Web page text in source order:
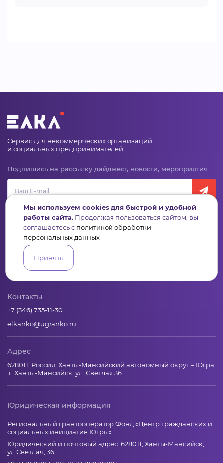
Сервис для некоммерческих организаций
и социальных предпринимателей
Подпишись на рассылку дайджест, новости, мероприятия
Пульс Организации
АналитикаБаза знаний
Контакты
+7 (346) 735-11-30
elkanko@ugranko.ru
Адрес
628011, Россия, Ханты-Мансийский автономный округ – Югра,
г. Ханты-Мансийск, ул. Светлая 36
Юридическая информация
Региональный грантооператор Фонд «Центр гражданских и
социальных инициатив Югры»
Юридический и почтовый адрес: 628011, Ханты-Мансийск,
ул.Светлая, 36
Мы используем cookies для быстрой и удобной
работы сайта. Продолжая пользоваться сайтом, вы
соглашаетесь с политикой обработки
персональных данных
Принять